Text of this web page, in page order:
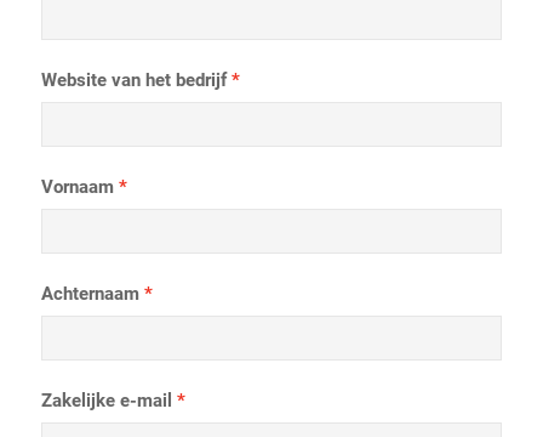
Website van het bedrijf
Vornaam
Achternaam
Zakelijke e-mail